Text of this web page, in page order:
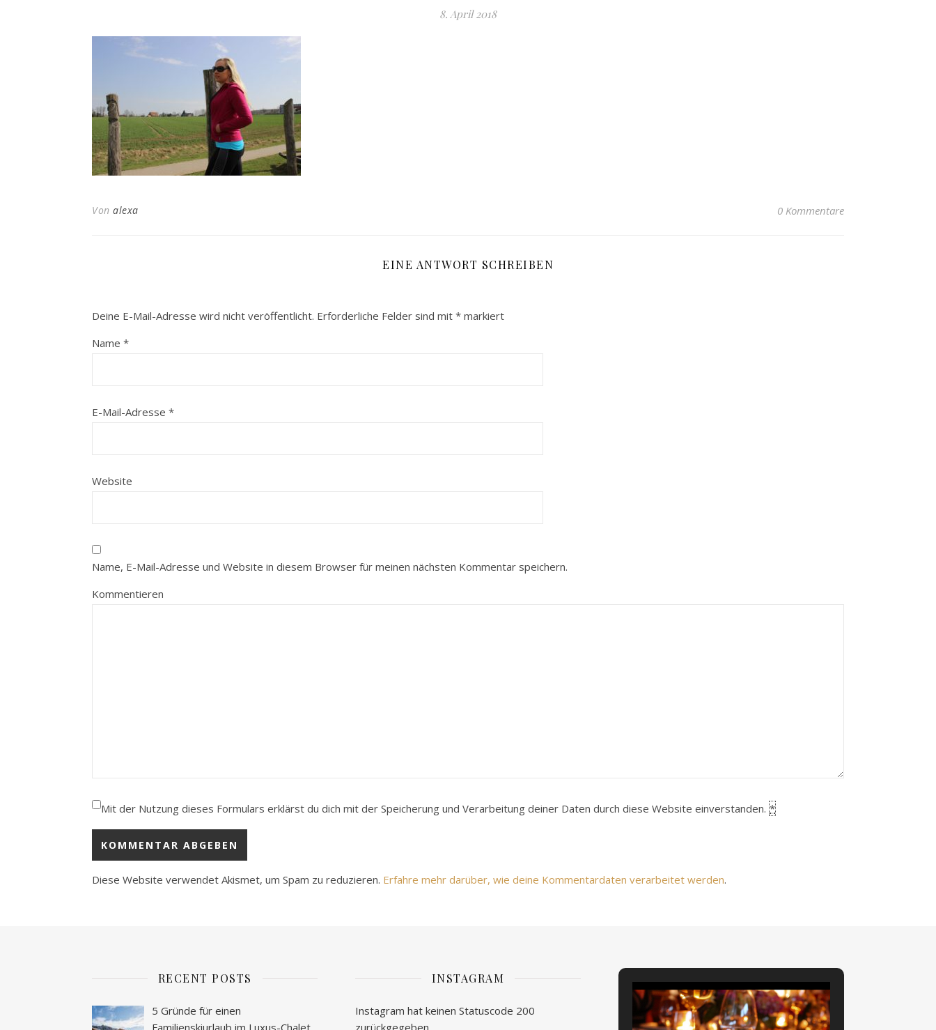
8. April 2018
Von alexa 0 Kommentare
EINE ANTWORT SCHREIBEN
Deine E-Mail-Adresse wird nicht veröffentlicht. Erforderliche Felder sind mit * markiert
Name *
E-Mail-Adresse *
Website
Name, E-Mail-Adresse und Website in diesem Browser für meinen nächsten Kommentar speichern.
Kommentieren
Mit der Nutzung dieses Formulars erklärst du dich mit der Speicherung und Verarbeitung deiner Daten durch diese Website einverstanden. *
Diese Website verwendet Akismet, um Spam zu reduzieren. Erfahre mehr darüber, wie deine Kommentardaten verarbeitet werden.
RECENT POSTS
5 Gründe für einen
Familienskiurlaub im Luxus-Chalet
INSTAGRAM
Instagram hat keinen Statuscode 200
zurückgegeben.